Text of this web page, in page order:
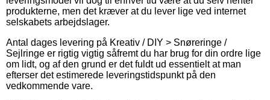
produkterne, men det kræver at du lever lige ved internet
selskabets arbejdslager.
Antal dages levering på Kreativ / DIY > Snøreringe /
Sejlringe er rigtig vigtig såfremt du har brug for din ordre lige
om lidt, og af den grund er det fuldt ud essentielt at man
efterser det estimerede leveringstidspunkt på den
vedkommende vare.